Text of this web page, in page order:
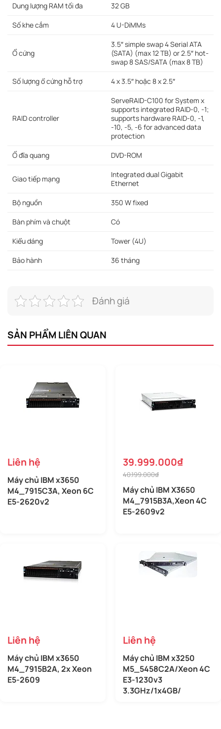
Dung lượng RAM tối đa 32 GB
Số khe cắm 4 U-DiMMs
Ổ cứng
3.5″ simple swap 4 Serial ATA
(SATA) (max 12 TB) or 2.5″ hot-
swap 8 SAS/SATA (max 8 TB)
Số lượng ổ cứng hỗ trợ 4 x 3.5″ hoặc 8 x 2.5″
RAID controller
ServeRAID-C100 for System x
supports integrated RAID-0, -1;
supports hardware RAID-0, -1,
-10, -5, -6 for advanced data
protection
Ổ đĩa quang DVD-ROM
Giao tiếp mạng
Integrated dual Gigabit
Ethernet
Bộ nguồn 350 W fixed
Bàn phím và chuột Có
Kiểu dáng Tower (4U)
Bảo hành 36 tháng
Đánh giá
SẢN PHẨM LIÊN QUAN
Liên hệ
Máy chủ IBM x3650
M4_7915C3A, Xeon 6C
E5-2620v2
39.999.000₫
40.199.000₫
Máy chủ IBM X3650
M4_7915B3A,Xeon 4C
E5-2609v2
Liên hệ
Máy chủ IBM x3650
M4_7915B2A, 2x Xeon
E5-2609
Liên hệ
Máy chủ IBM x3250
M5_5458C2A/Xeon 4C
E3-1230v3
3.3GHz/1x4GB/